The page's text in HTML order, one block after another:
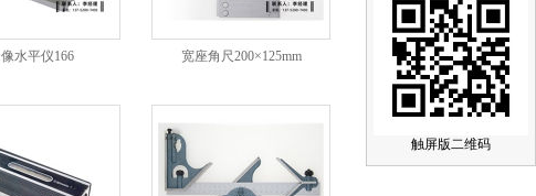
触屏版二维码
水平仪166 宽座角尺200×125mm